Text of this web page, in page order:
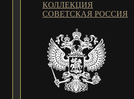
КОЛЛЕКЦИЯ
СОВЕТСКАЯ РОССИЯ